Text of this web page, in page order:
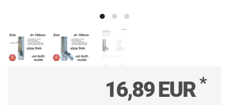
16,89 EUR*